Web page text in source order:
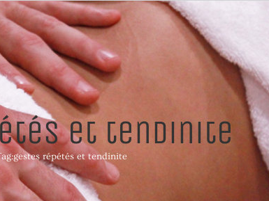
et tendinite
gestes répétés et tendinite